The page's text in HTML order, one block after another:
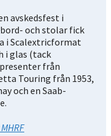
avskedsfest i
och stolar fick
i Scalextricformat
i glas (tack
från
Touring från 1953,
och en Saab-